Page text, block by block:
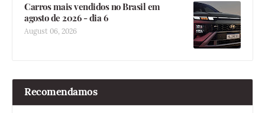
Carros mais vendidos no Brasil em
agosto de 2026 - dia 6
August 06, 2026
Recomendamos